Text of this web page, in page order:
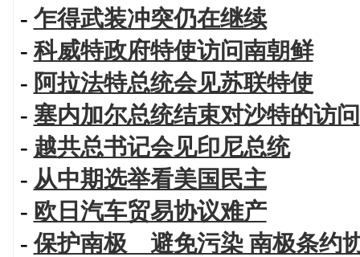
- 乍得武装冲突仍在继续
- 科威特政府特使访问南朝鲜
- 阿拉法特总统会见苏联特使
- 塞内加尔总统结束对沙特的访问
- 越共总书记会见印尼总统
- 从中期选举看美国民主
- 欧日汽车贸易协议难产
-保护南极 避免污染 南极条约